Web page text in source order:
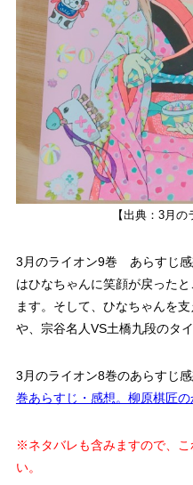
【出典：3月の
3月のライオン9巻 あらすじ
はひなちゃんに笑顔が戻った
ます。そして、ひなちゃんを
や、 宗谷名人VS土橋九段のタ
3月のライオン8巻のあらすじ
巻あらすじ・感想。柳原棋匠の
※ネタバレも含みますので、
い。